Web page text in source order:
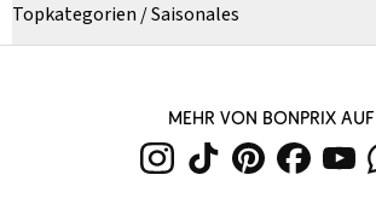
Topkategorien / Saisonales
MEHR VON BONPRIX AUF